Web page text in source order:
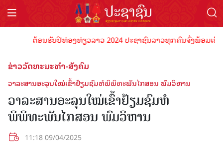
ຕ້ອນຮັບປີທ່ອງທ່ຽວລາວ 2024 ປະຊາຊົນລາວທຸກຄົນຈົ່ງພ້ອມເປັ
ຂ່າວວັດທະນະທຳ-ສັງຄົມ
ວາ​ລະ​ສານ​ອະ​ລຸນ​ໃໝ່ເຂົ້າຢ້ຽມຊົມຫໍພິພິທະພັນໄກສອນ ພົມວິຫານ
ວາ​ລະ​ສານ​ອະ​ລຸນ​ໃໝ່ເຂົ້າຢ້ຽມຊົມຫໍ
ພິພິທະພັນໄກສອນ ພົມວິຫານ
11:18 09/04/2025